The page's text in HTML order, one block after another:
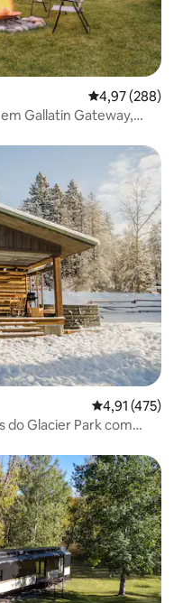
4,97 de uma
4,97 (288)
Gallatin Gateway,
4,91 de uma
4,91 (475)
do Glacier Park com
hóspedes